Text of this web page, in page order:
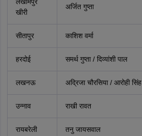
खीरी
अर्जित गुप्ता
सीतापुर काशिश वर्मा
हरदोई समर्थ गुप्ता / दिव्यांशी पाल
लखनऊ अद्रिजा चौरसिया / आरोही सिंह
उन्नाव राखी रावत
रायबरेली तनु जायसवाल